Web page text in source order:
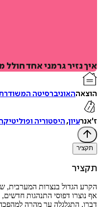
איך נזיר גרמני אחד
הוצאההאוניברסיטה
ז'אנרעיון,היסטוריה
תקציר
תקציר
אף נוצרו דפוסי התנהגות
דברו, התגלגלה ער מהרה למהפכה